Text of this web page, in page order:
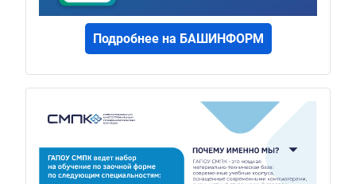
Подробнее на БАШИНФОРМ